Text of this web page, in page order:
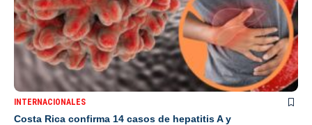
INTERNACIONALES
Costa Rica confirma 14 casos de hepatitis A y